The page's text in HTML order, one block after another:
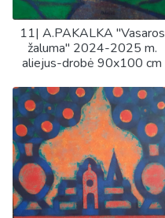
11| A.PAKALKA "Vasaros
žaluma" 2024-2025 m.
aliejus-drobė 90x100 cm